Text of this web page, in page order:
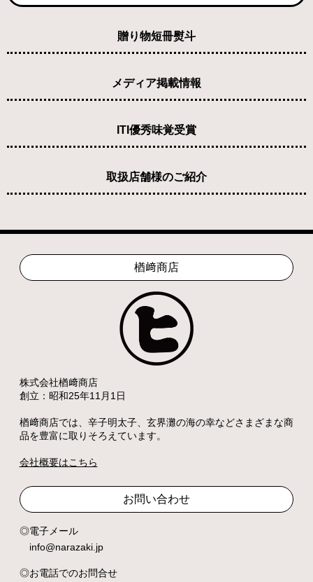
贈り物短冊熨斗
メディア掲載情報
ITI優秀味覚受賞
取扱店舗様のご紹介
楢﨑商店
株式会社楢﨑商店
創立：昭和25年11月1日
楢﨑商店では、辛子明太子、玄界灘の海の幸などさまざまな商
品を豊富に取りそろえています。
会社概要はこちら
お問い合わせ
電子メール
info@narazaki.jp
お電話でのお問合せ